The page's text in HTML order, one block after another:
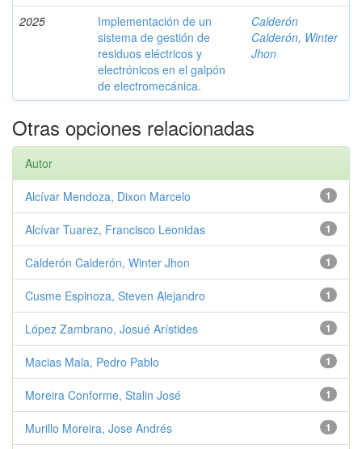
2025
Implementación de un
sistema de gestión de
residuos eléctricos y
electrónicos en el galpón
de electromecánica.
Calderón
Calderón, Winter
Jhon
Otras opciones relacionadas
Autor
1
Alcívar Mendoza, Dixon Marcelo
1
Alcívar Tuarez, Francisco Leonidas
1
Calderón Calderón, Winter Jhon
1
Cusme Espinoza, Steven Alejandro
1
López Zambrano, Josué Arístides
1
Macias Mala, Pedro Pablo
1
Moreira Conforme, Stalin José
1
Murillo Moreira, Jose Andrés